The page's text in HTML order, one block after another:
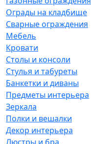
Ограды на кладбище
Сварные ограждения
Мебель
Кровати
Столы и консоли
Стулья и табуреты
Банкетки и диваны
Предметы интерьера
Зеркала
Полки и вешалки
Декор интерьера